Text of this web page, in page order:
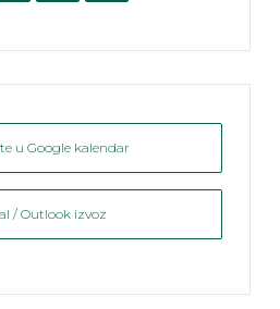
u Google kalendar
/ Outlook izvoz